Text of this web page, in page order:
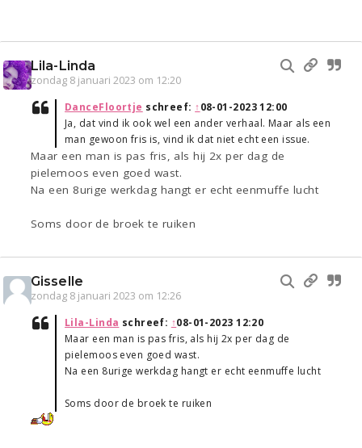
Lila-Linda
zondag 8 januari 2023 om 12:20
DanceFloortje schreef: ↑08-01-2023 12:00
Ja, dat vind ik ook wel een ander verhaal. Maar als een
man gewoon fris is, vind ik dat niet echt een issue.
Maar een man is pas fris, als hij 2x per dag de
pielemoos even goed wast.
Na een 8urige werkdag hangt er echt eenmuffe lucht
Soms door de broek te ruiken
Gisselle
zondag 8 januari 2023 om 12:26
Lila-Linda schreef: ↑08-01-2023 12:20
Maar een man is pas fris, als hij 2x per dag de
pielemoos even goed wast.
Na een 8urige werkdag hangt er echt eenmuffe lucht
Soms door de broek te ruiken